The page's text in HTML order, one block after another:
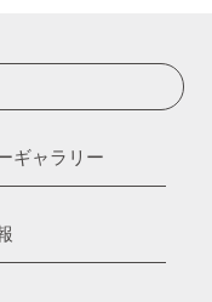
ギャラリー